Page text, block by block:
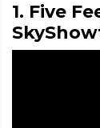
1. Five